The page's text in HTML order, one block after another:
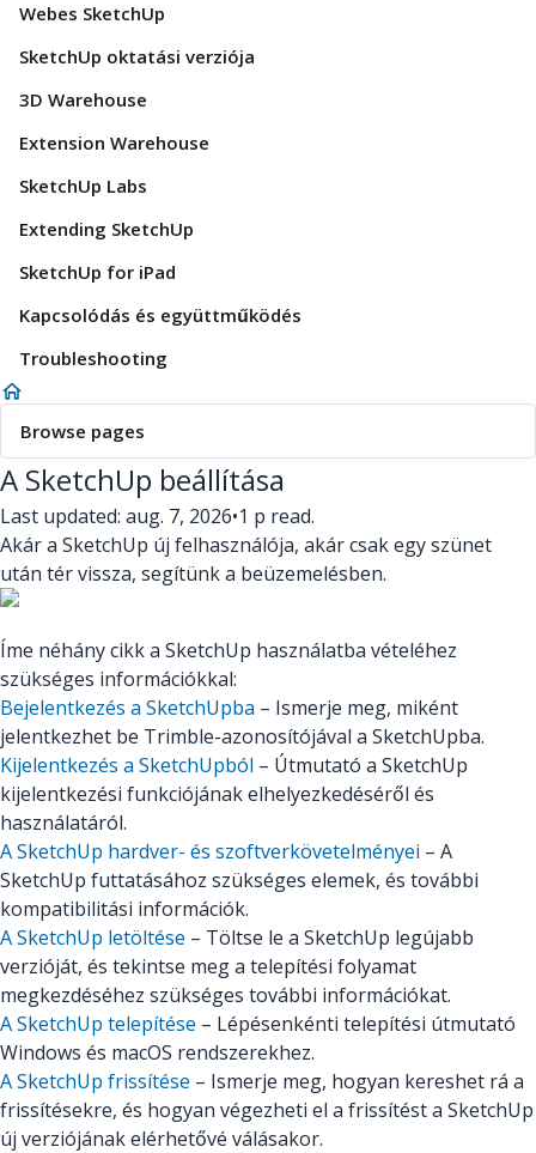
Webes SketchUp
SketchUp oktatási verziója
3D Warehouse
Extension Warehouse
SketchUp Labs
Extending SketchUp
SketchUp for iPad
Kapcsolódás és együttműködés
Troubleshooting
Browse pages
A SketchUp beállítása
Last updated: aug. 7, 2026•1 p read.
Akár a SketchUp új felhasználója, akár csak egy szünet
után tér vissza, segítünk a beüzemelésben.
Íme néhány cikk a SketchUp használatba vételéhez
szükséges információkkal:
Bejelentkezés a SketchUpba – Ismerje meg, miként
jelentkezhet be Trimble-azonosítójával a SketchUpba.
Kijelentkezés a SketchUpból – Útmutató a SketchUp
kijelentkezési funkciójának elhelyezkedéséről és
használatáról.
A SketchUp hardver- és szoftverkövetelményei – A
SketchUp futtatásához szükséges elemek, és további
kompatibilitási információk.
A SketchUp letöltése – Töltse le a SketchUp legújabb
verzióját, és tekintse meg a telepítési folyamat
megkezdéséhez szükséges további információkat.
A SketchUp telepítése – Lépésenkénti telepítési útmutató
Windows és macOS rendszerekhez.
A SketchUp frissítése – Ismerje meg, hogyan kereshet rá a
frissítésekre, és hogyan végezheti el a frissítést a SketchUp
új verziójának elérhetővé válásakor.